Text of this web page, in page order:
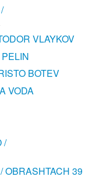
VLAYKOV
BOTEV
VODA
/
39